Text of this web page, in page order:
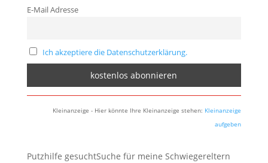
E-Mail Adresse
Ich akzeptiere die Datenschutzerklärung.
Kleinanzeige - Hier könnte Ihre Kleinanzeige stehen: Kleinanzeige
aufgeben
Putzhilfe gesuchtSuche für meine Schwiegereltern